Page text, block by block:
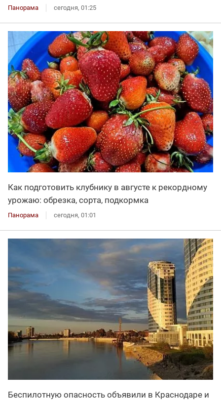
Панорама сегодня, 01:25
Как подготовить клубнику в августе к рекордному
урожаю: обрезка, сорта, подкормка
Панорама сегодня, 01:01
Беспилотную опасность объявили в Краснодаре и